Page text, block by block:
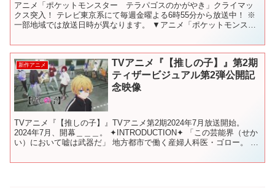
アニメ「ポケットモンスター テラパゴスのかがやき」クライマッ
クス突入！ テレビ東京系にて毎週金曜よる6時55分から放送中！ ※
一部地域では放送日時が異なります。 ▼アニメ「ポケットモンスタ
新作アニメ
TVアニメ『【推しの子】』第2期
ティザービジュアル第2弾公開記
念映像
TVアニメ『【推しの子】』TVアニメ第2期2024年7月放送開始。
2024年7月、開幕＿＿＿。 ✦INTRODUCTION✦ 「この芸能界（せか
い）において嘘は武器だ」 地方都市で働く産婦人科医・ゴロー。 あ